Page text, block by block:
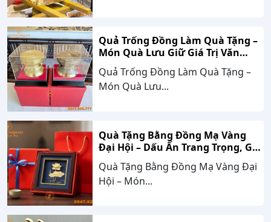
Quả Trống Đồng Làm Quà Tặng –
Món Quà Lưu Giữ Giá Trị Văn
Hóa, Gắn Kết Thành Công
Quả Trống Đồng Làm Quà Tặng –
Món Quà Lưu...
Quà Tặng Bằng Đồng Mạ Vàng
Đại Hội – Dấu Ấn Trang Trọng, Giá
Trị Bền Vững Theo Thời Gian
Quà Tặng Bằng Đồng Mạ Vàng Đại
Hội – Món...